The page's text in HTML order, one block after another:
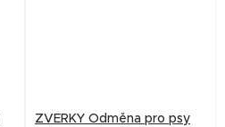
ZVERKY Odměna pro psy